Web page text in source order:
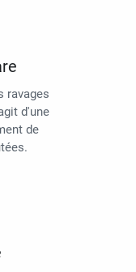
ravages
d'une
de